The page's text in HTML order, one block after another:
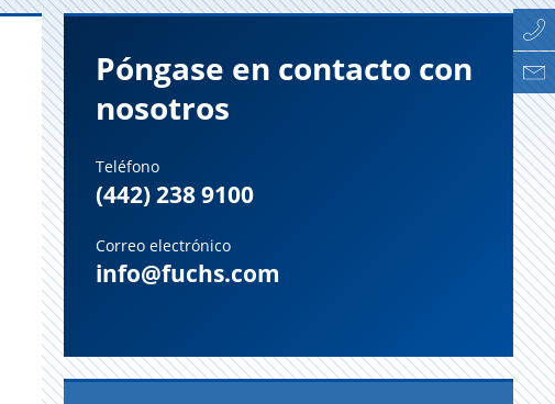
Póngase en contacto con
nosotros
Teléfono
(442) 238 9100
Correo electrónico
info@fuchs.com